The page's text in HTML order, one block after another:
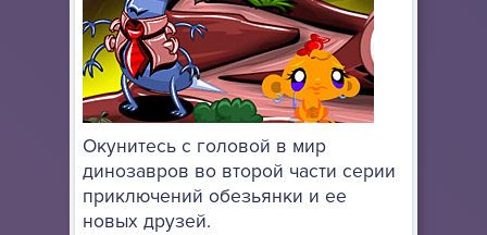
Окунитесь с головой в мир
динозавров во второй части серии
приключений обезьянки и ее
новых друзей.